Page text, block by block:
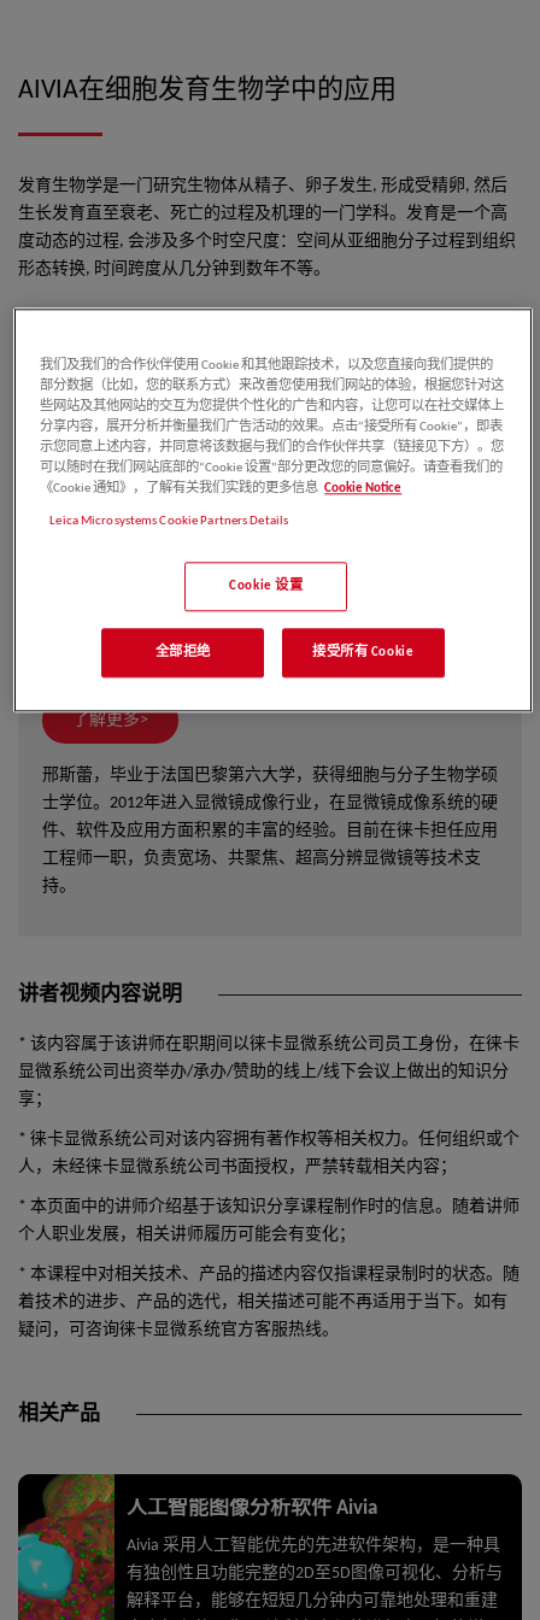
AIVIA在细胞发育生物学中的应用
发育生物学是一门研究生物体从精子、卵子发生, 形成受精卵, 然后
生长发育直至衰老、死亡的过程及机理的一门学科。发育是一个高
度动态的过程, 会涉及多个时空尺度：空间从亚细胞分子过程到组织
形态转换, 时间跨度从几分钟到数年不等。
组织的培养，到精细结构观察，功能研究，显微镜几乎贯穿始终。
然后，在我们得到丰富的图像后，如何从中抽丝剥茧，获得关键性
数据结果，仍然是图像分析中一大挑战。在本次分享中，徕卡的小
伙伴会为大家介绍徕卡家族的新成员AIVIA
作者介绍
了解更多>
邢斯蕾，毕业于法国巴黎第六大学，获得细胞与分子生物学硕
士学位。2012年进入显微镜成像行业，在显微镜成像系统的硬
件、软件及应用方面积累的丰富的经验。目前在徕卡担任应用
工程师一职，负责宽场、共聚焦、超高分辨显微镜等技术支
持。
讲者视频内容说明
* 该内容属于该讲师在职期间以徕卡显微系统公司员工身份，在徕卡
显微系统公司出资举办/承办/赞助的线上/线下会议上做出的知识分
享；
* 徕卡显微系统公司对该内容拥有著作权等相关权力。任何组织或个
人，未经徕卡显微系统公司书面授权，严禁转载相关内容；
* 本页面中的讲师介绍基于该知识分享课程制作时的信息。随着讲师
个人职业发展，相关讲师履历可能会有变化；
* 本课程中对相关技术、产品的描述内容仅指课程录制时的状态。随
着技术的进步、产品的选代，相关描述可能不再适用于当下。如有
疑问，可咨询徕卡显微系统官方客服热线。
相关产品
人工智能图像分析软件 Aivia
Aivia 采用人工智能优先的先进软件架构，是一种具
有独创性且功能完整的2D至5D图像可视化、分析与
解释平台，能够在短短几分钟内可靠地处理和重建
我们及我们的合作伙伴使用 Cookie 和其他跟踪技术，以及您直接向我们提供的
部分数据（比如，您的联系方式）来改善您使用我们网站的体验，根据您针对这
些网站及其他网站的交互为您提供个性化的广告和内容，让您可以在社交媒体上
分享内容，展开分析并衡量我们广告活动的效果。点击“接受所有 Cookie”，即表
示您同意上述内容，并同意将该数据与我们的合作伙伴共享（链接见下方）。您
可以随时在我们网站底部的“Cookie 设置”部分更改您的同意偏好。请查看我们的
《Cookie 通知》，了解有关我们实践的更多信息 Cookie Notice
Leica Microsystems Cookie Partners Details
Cookie 设置
全部拒绝 接受所有 Cookie